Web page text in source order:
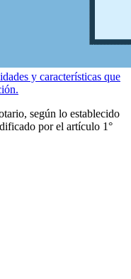
y características que
según lo establecido
por el artículo 1°